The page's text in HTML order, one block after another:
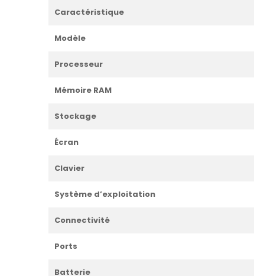
Caractéristique
Modèle
Processeur
Mémoire RAM
Stockage
Écran
Clavier
Système d’exploitation
Connectivité
Ports
Batterie